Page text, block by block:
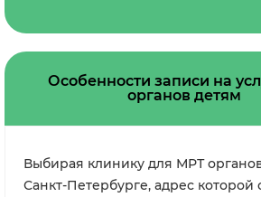
диагностических центрах
услуга распечатки снимка на
Особенности записи на
органов детям
Выбирая клинику для МРТ
Санкт-Петербурге, адрес которой